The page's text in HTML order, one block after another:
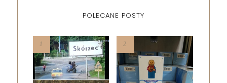
POLECANE POSTY